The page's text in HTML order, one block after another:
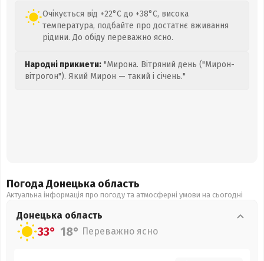
Очікується від +22°C до +38°C, висока
температура, подбайте про достатнє вживання
рідини. До обіду переважно ясно.
Народні прикмети: "Мирона. Вітряний день ("Мирон-
вітрогон"). Який Мирон — такий і січень."
Погода Донецька область
Актуальна інформація про погоду та атмосферні умови на сьогодні
Донецька область
33° 18° Переважно ясно